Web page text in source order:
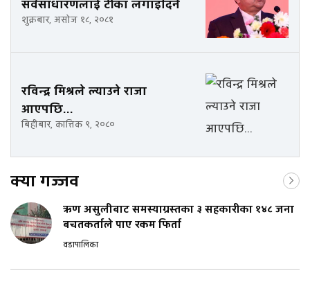
सर्वसाधारणलाई टीका लगाइदिने
शुक्रबार, असोज १८, २०८१
रविन्द्र मिश्रले ल्याउने राजा
आएपछि...
बिहीबार, कात्तिक ९, २०८०
क्या गज्जव
ऋण असुलीबाट समस्याग्रस्तका ३ सहकारीका १४८ जना
बचतकर्ताले पाए रकम फिर्ता
वडापालिका